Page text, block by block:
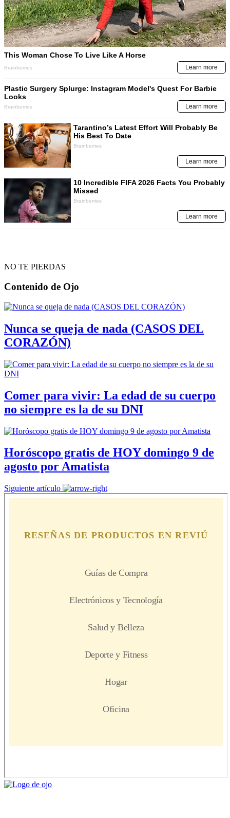
NO TE PIERDAS
Contenido de Ojo
Nunca se queja de nada (CASOS DEL
CORAZÓN)
Comer para vivir: La edad de su cuerpo
no siempre es la de su DNI
Horóscopo gratis de HOY domingo 9 de
agosto por Amatista
Siguiente artículo